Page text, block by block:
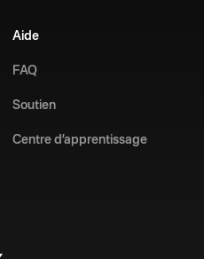
Aide
FAQ
Soutien
Centre d’apprentissage